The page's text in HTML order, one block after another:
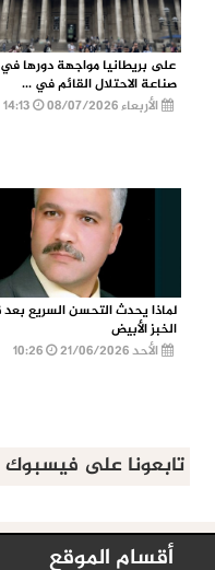
على بريطانيا مواجهة دورها في
صناعة الاحتلال القائم في ...
الأربعاء 08/07/2026
لماذا يحدث التحسن السريع
الخبز الأبيض
الأحد 21/06/2026
تابعونا على فيسبوك
أقسام الموقع